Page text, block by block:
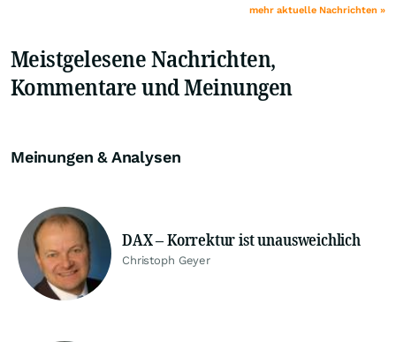
mehr aktuelle Nachrichten »
Meistgelesene Nachrichten,
Kommentare und Meinungen
Meinungen & Analysen
DAX – Korrektur ist unausweichlich
Christoph Geyer